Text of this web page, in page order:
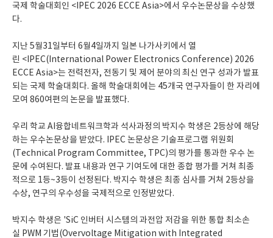
국제 학술대회인 <IPEC 2026 ECCE Asia>에서 우수논문상을 수상했
다.
지난 5월31일부터 6월4일까지 일본 나가사키에서 열
린 <IPEC(International Power Electronics Conference) 2026
ECCE Asia>는 전력전자, 전동기 및 제어 분야의 최신 연구 성과가 발표
되는 국제 학술대회다. 올해 학술대회에는 45개국 연구자들이 한 자리에
모여 860여편의 논문을 발표했다.
우리 학교 AI융합네트워크학과 석사과정의 박지수 학생은 2등상에 해당
하는 우수논문상을 받았다. IPEC 논문상은 기술프로그램 위원회
(Technical Program Committee, TPC)의 평가를 통과한 우수 논
문에 수여된다. 발표 내용과 연구 기여도에 대한 종합 평가를 거쳐 최종
적으로 1등~3등이 선정된다. 박지수 학생은 최종 심사를 거쳐 2등상을
수상, 연구의 우수성을 국제적으로 인정받았다.
박지수 학생은 'SiC 인버터 시스템의 과전압 저감을 위한 통합 최소손
실 PWM 기법(Overvoltage Mitigation with Integrated